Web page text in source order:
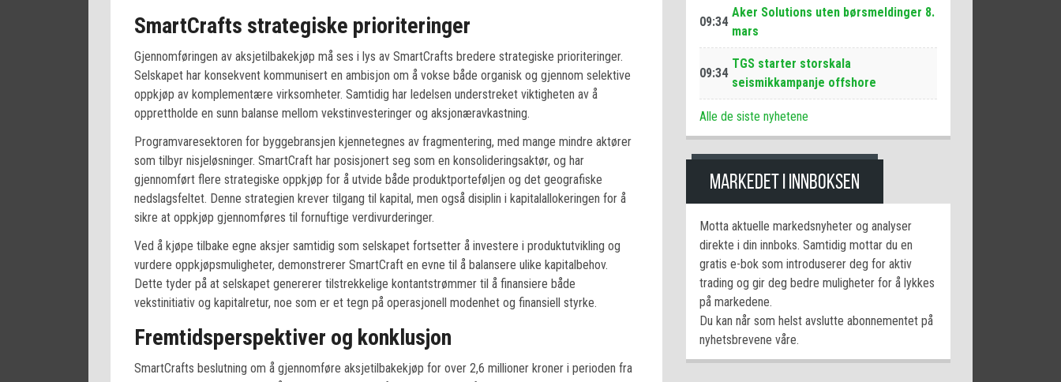
SmartCrafts strategiske prioriteringer
Gjennomføringen av aksjetilbakekjøp må ses i lys av SmartCrafts bredere strategiske prioriteringer.
Selskapet har konsekvent kommunisert en ambisjon om å vokse både organisk og gjennom selektive
oppkjøp av komplementære virksomheter. Samtidig har ledelsen understreket viktigheten av å
opprettholde en sunn balanse mellom vekstinvesteringer og aksjonæravkastning.
Programvaresektoren for byggebransjen kjennetegnes av fragmentering, med mange mindre aktører
som tilbyr nisjeløsninger. SmartCraft har posisjonert seg som en konsolideringsaktør, og har
gjennomført flere strategiske oppkjøp for å utvide både produktporteføljen og det geografiske
nedslagsfeltet. Denne strategien krever tilgang til kapital, men også disiplin i kapitalallokeringen for å
sikre at oppkjøp gjennomføres til fornuftige verdivurderinger.
Ved å kjøpe tilbake egne aksjer samtidig som selskapet fortsetter å investere i produktutvikling og
vurdere oppkjøpsmuligheter, demonstrerer SmartCraft en evne til å balansere ulike kapitalbehov.
Dette tyder på at selskapet genererer tilstrekkelige kontantstrømmer til å finansiere både
vekstinitiativ og kapitalretur, noe som er et tegn på operasjonell modenhet og finansiell styrke.
Fremtidsperspektiver og konklusjon
SmartCrafts beslutning om å gjennomføre aksjetilbakekjøp for over 2,6 millioner kroner i perioden fra
09:34
Aker Solutions uten børsmeldinger 8.
mars
09:34
TGS starter storskala
seismikkampanje offshore
Alle de siste nyhetene
MARKEDET I INNBOKSEN
Motta aktuelle markedsnyheter og analyser
direkte i din innboks. Samtidig mottar du en
gratis e-bok som introduserer deg for aktiv
trading og gir deg bedre muligheter for å lykkes
på markedene.
Du kan når som helst avslutte abonnementet på
nyhetsbrevene våre.